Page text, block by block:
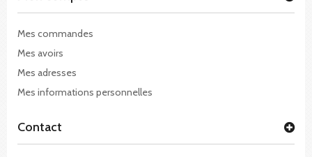
Mes commandes
Mes avoirs
Mes adresses
Mes informations personnelles
Contact